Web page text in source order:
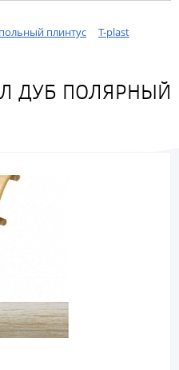
плинтус
T-plast
ДУБ ПОЛЯРНЫЙ